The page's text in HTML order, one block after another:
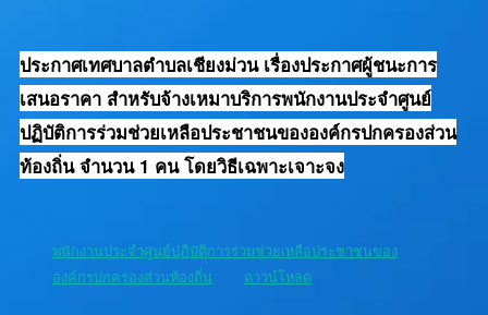
ประกาศเทศบาลตำบลเชียงม่วน เรื่องประกาศผู้ชนะการ
เสนอราคา สำหรับจ้างเหมาบริการพนักงานประจำศูนย์
ปฏิบัติการร่วมช่วยเหลือประชาชนขององค์กรปกครองส่วน
ท้องถิ่น จำนวน 1 คน โดยวิธีเฉพาะเจาะจง
พนักงานประจำศูนย์ปฏิบัติการร่วมช่วยเหลือประชาชนของ
องค์กรปกครองส่วนท้องถิ่น
ดาวน์โหลด